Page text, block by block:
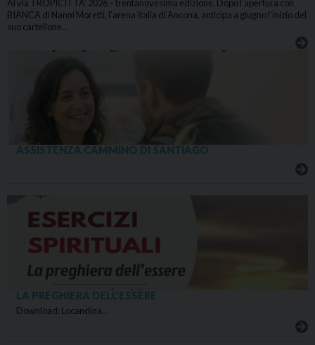
Al via TROPICITTA’ 2026 – trentanovesima edizione. Dopo l’apertura con
BIANCA di Nanni Moretti, l’arena Italia di Ancona, anticipa a giugno l’inizio del
suo cartellone…
ASSISTENZA CAMMINO DI SANTIAGO
LA PREGHIERA DELL’ESSERE
Download: Locandina…